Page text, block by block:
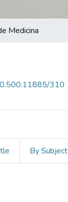
Medicina
310
By Subject